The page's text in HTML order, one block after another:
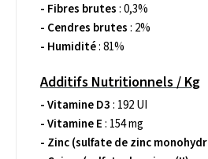
- Fibres brutes: 0,3%
- Cendres brutes: 2%
- Humidité: 81%
Additifs Nutritionnels / Kg
- Vitamine D3: 192 UI
- Vitamine E: 154 mg
- Zinc (sulfate de zinc